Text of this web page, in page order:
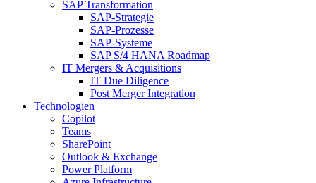
SAP Transformation
SAP-Strategie
SAP-Prozesse
SAP-Systeme
SAP S/4 HANA Roadmap
IT Mergers & Acquisitions
IT Due Diligence
Post Merger Integration
Technologien
Copilot
Teams
SharePoint
Outlook & Exchange
Power Platform